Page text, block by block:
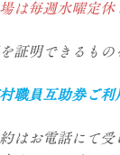
は毎週水曜定休
証明できるもの
職員互助券ご利
はお電話にて受